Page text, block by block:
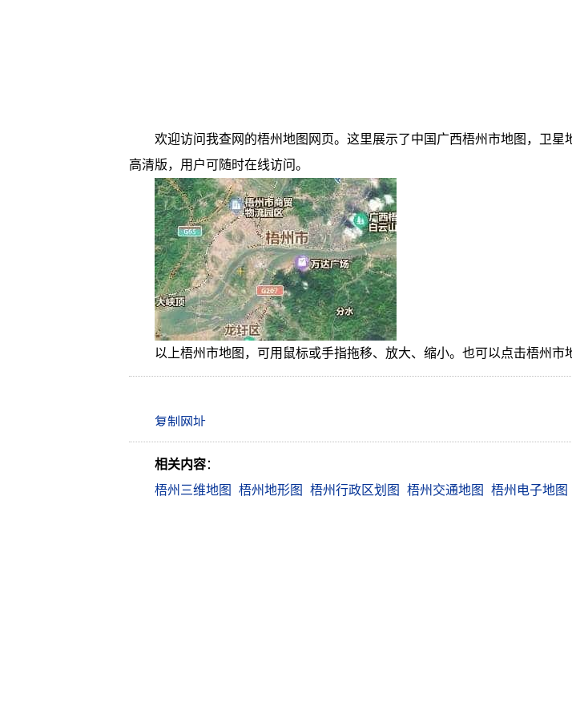
欢迎访问我查网的梧州地图网页。这里展示了中国广西梧州市地图，卫
高清版，用户可随时在线访问。
以上梧州市地图，可用鼠标或手指拖移、放大、缩小。也可以点击梧州市
相关内容：
梧州三维地图
梧州地形图 梧州行政区划图 梧州交通地图 梧州电子地图